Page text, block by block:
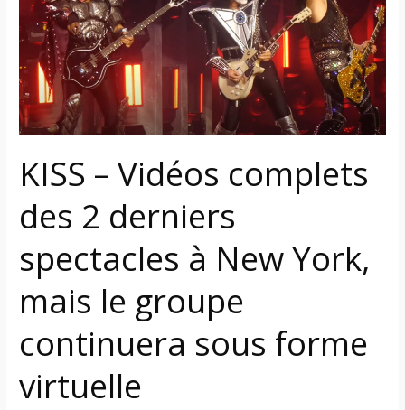
KISS – Vidéos complets
des 2 derniers
spectacles à New York,
mais le groupe
continuera sous forme
virtuelle
complets
des
derniers
spectacles
à
York,
mais
le
groupe
continuera
sous
forme